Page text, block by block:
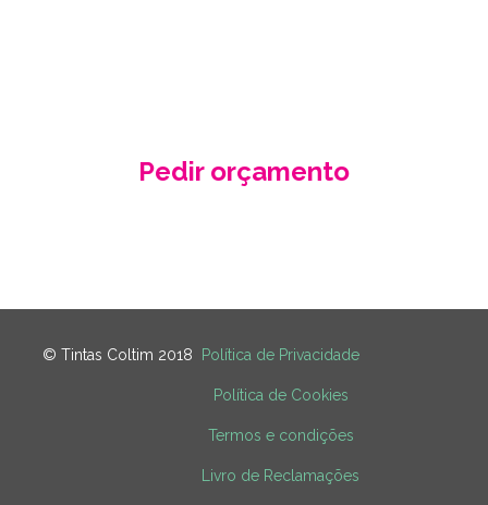
Pedir orçamento
© Tintas Coltim 2018 Política de Privacidade
Política de Cookies
Termos e condições
Livro de Reclamações